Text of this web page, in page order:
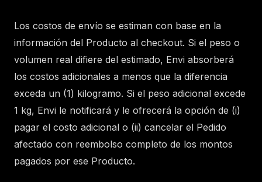
Los costos de envío se estiman con base en la
información del Producto al checkout. Si el peso o
volumen real difiere del estimado, Envi absorberá
los costos adicionales a menos que la diferencia
exceda un (1) kilogramo. Si el peso adicional excede
1 kg, Envi le notificará y le ofrecerá la opción de (i)
pagar el costo adicional o (ii) cancelar el Pedido
afectado con reembolso completo de los montos
pagados por ese Producto.